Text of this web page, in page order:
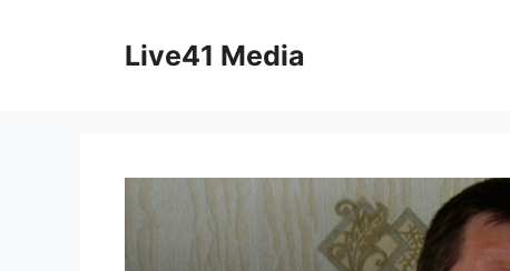
Live41 Media